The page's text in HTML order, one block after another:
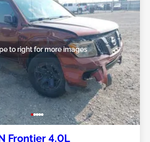
to right for more images
Frontier 4.0L